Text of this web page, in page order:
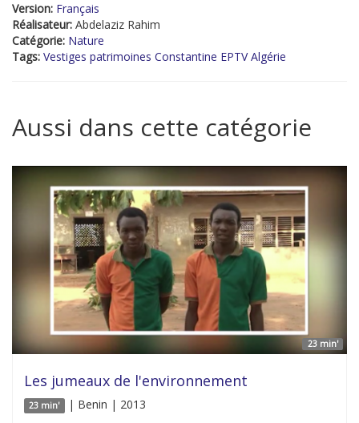
Version: Français
Réalisateur: Abdelaziz Rahim
Catégorie: Nature
Tags: Vestiges patrimoines Constantine EPTV Algérie
Aussi dans cette catégorie
23 min'
Les jumeaux de l'environnement
23 min' | Benin | 2013